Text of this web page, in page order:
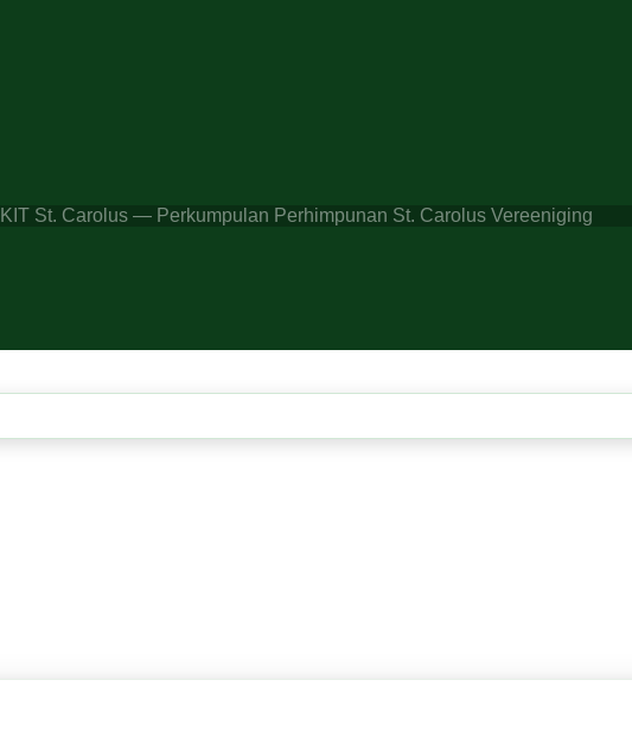
St. Carolus — Perkumpulan Perhimpunan St. Carolus Vereeniging